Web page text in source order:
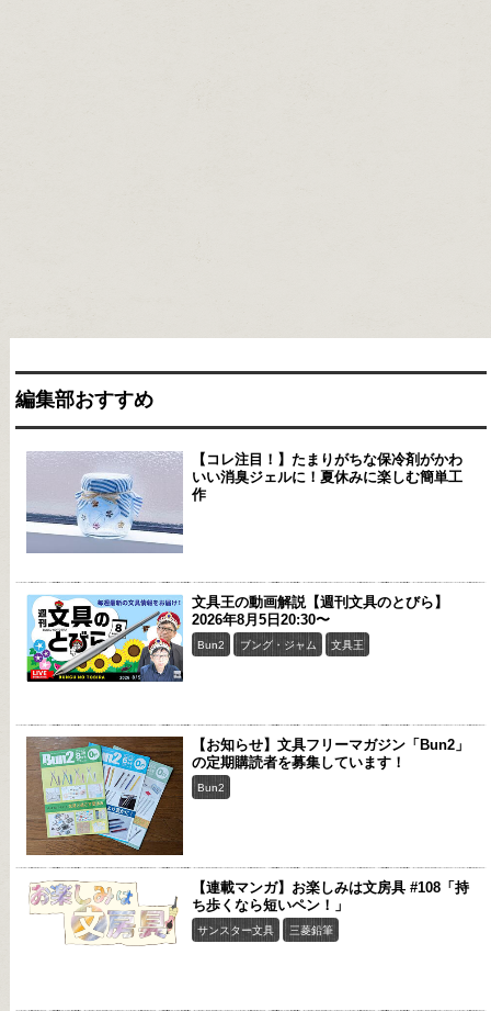
編集部おすすめ
【コレ注目！】たまりがちな保冷剤がかわ
いい消臭ジェルに！夏休みに楽しむ簡単工
作
文具王の動画解説【週刊文具のとびら】
2026年8月5日20:30〜
Bun2 ブング・ジャム 文具王
【お知らせ】文具フリーマガジン「Bun2」
の定期購読者を募集しています！
Bun2
【連載マンガ】お楽しみは文房具 #108「持
ち歩くなら短いペン！」
サンスター文具 三菱鉛筆